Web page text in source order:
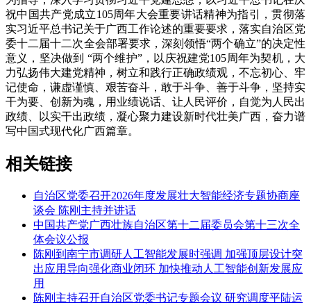
祝中国共产党成立105周年大会重要讲话精神为指引，贯彻落
实习近平总书记关于广西工作论述的重要要求，落实自治区党
委十二届十二次全会部署要求，深刻领悟“两个确立”的决定性
意义，坚决做到 “两个维护”，以庆祝建党105周年为契机，大
力弘扬伟大建党精神，树立和践行正确政绩观，不忘初心、牢
记使命，谦虚谨慎、艰苦奋斗，敢于斗争、善于斗争，坚持实
干为要、创新为魂，用业绩说话、让人民评价，自觉为人民出
政绩、以实干出政绩，凝心聚力建设新时代壮美广西，奋力谱
写中国式现代化广西篇章。
相关链接
自治区党委召开2026年度发展壮大智能经济专题协商座
谈会 陈刚主持并讲话
中国共产党广西壮族自治区第十二届委员会第十三次全
体会议公报
陈刚到南宁市调研人工智能发展时强调 加强顶层设计突
出应用导向强化商业闭环 加快推动人工智能创新发展应
用
陈刚主持召开自治区党委书记专题会议 研究调度平陆运